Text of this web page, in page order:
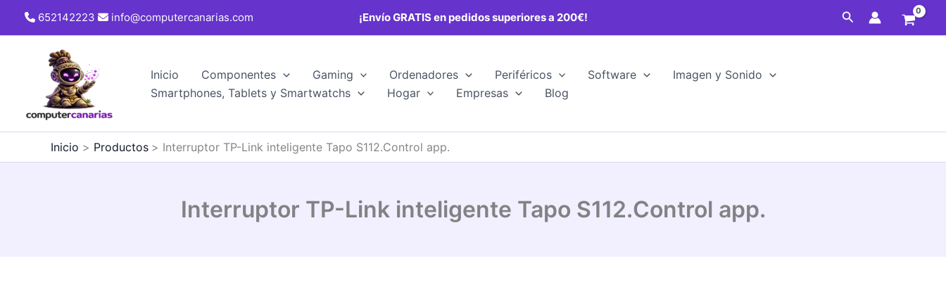
652142223 info@computercanarias.com ¡Envío GRATIS en pedidos superiores a 200€! Buscar
Inicio Componentes Gaming Ordenadores Periféricos Software
Imagen y Sonido
Smartphones, Tablets y Smartwatchs
Hogar Empresas Blog
Inicio Productos Interruptor TP-Link inteligente Tapo S112.Control app.
Interruptor TP-Link inteligente Tapo S112.Control app.